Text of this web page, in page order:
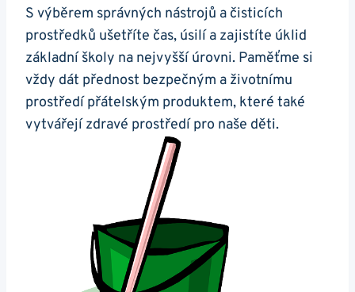
S výběrem správných nástrojů a čisticích
prostředků ušetříte čas, úsilí a zajistíte úklid
základní školy na nejvyšší úrovni. Paměťme si
vždy dát přednost bezpečným a životnímu
prostředí přátelským produktem, které také
vytvářejí zdravé prostředí pro naše děti.